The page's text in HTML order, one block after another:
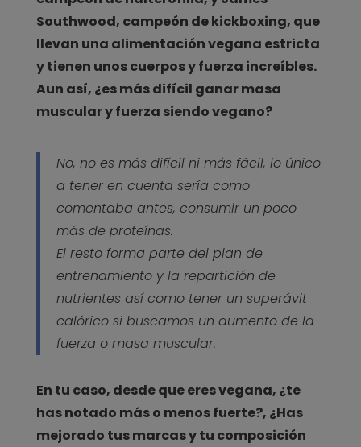
Southwood, campeón de kickboxing, que
llevan una alimentación vegana estricta
y tienen unos cuerpos y fuerza increíbles.
Aun así, ¿es más difícil ganar masa
muscular y fuerza siendo vegano?
No, no es más difícil ni más fácil, lo único
a tener en cuenta sería como
comentaba antes, consumir un poco
más de proteínas.
El resto forma parte del plan de
entrenamiento y la repartición de
nutrientes así como tener un superávit
calórico si buscamos un aumento de la
fuerza o masa muscular.
En tu caso, desde que eres vegana, ¿te
has notado más o menos fuerte?, ¿Has
mejorado tus marcas y tu composición